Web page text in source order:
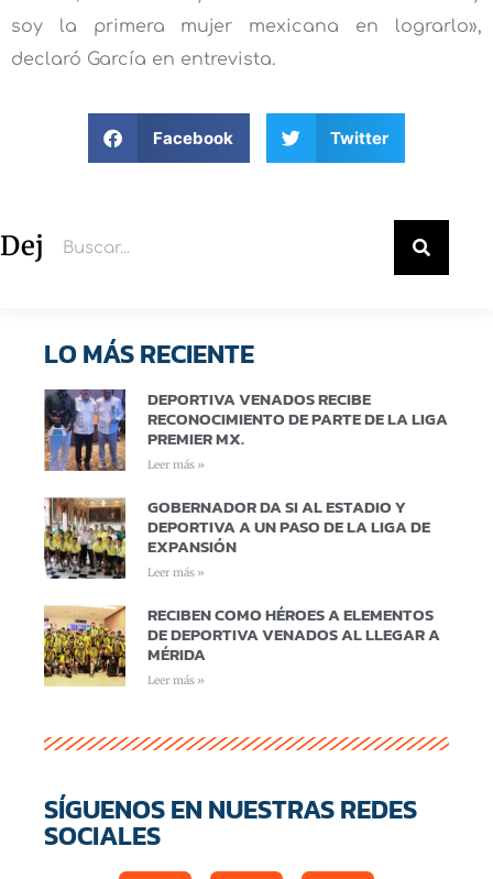
soy la primera mujer mexicana en lograrlo»,
declaró García en entrevista.
Facebook Twitter
Deja un comentario
LO MÁS RECIENTE
DEPORTIVA VENADOS RECIBE
RECONOCIMIENTO DE PARTE DE LA LIGA
PREMIER MX.
Leer más »
GOBERNADOR DA SI AL ESTADIO Y
DEPORTIVA A UN PASO DE LA LIGA DE
EXPANSIÓN
Leer más »
RECIBEN COMO HÉROES A ELEMENTOS
DE DEPORTIVA VENADOS AL LLEGAR A
MÉRIDA
Leer más »
SÍGUENOS EN NUESTRAS REDES
SOCIALES